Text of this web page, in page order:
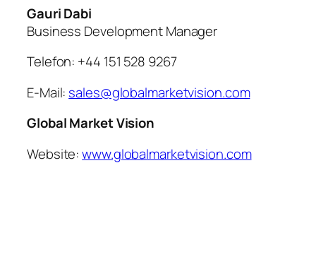
Gauri Dabi
Business Development Manager
Telefon: +44 151 528 9267
E-Mail: sales@globalmarketvision.com
Global Market Vision
Website:www.globalmarketvision.com